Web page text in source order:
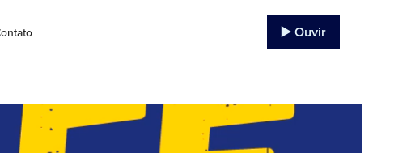
▶️ Ouvir